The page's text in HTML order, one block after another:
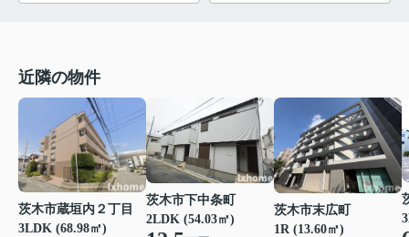
近隣の物件
茨木市蔵垣内２丁目
3LDK (68.98㎡)
茨木市下中条町
2LDK (54.03㎡)
茨木市末広町
1R (13.60㎡)